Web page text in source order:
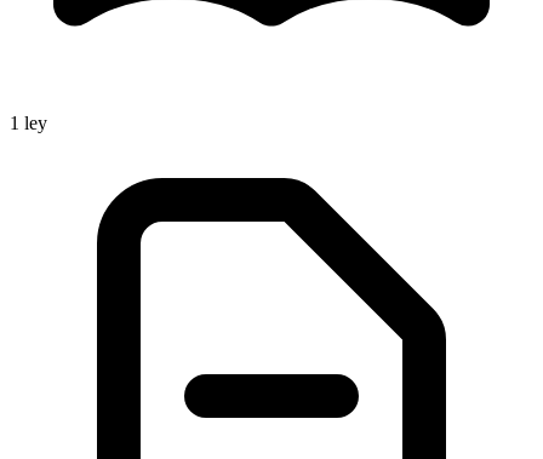
1 ley